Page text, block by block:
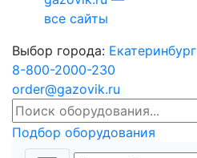
все сайты
Выбор города: Екатеринбург
8-800-2000-230
order@gazovik.ru
Подбор оборудования